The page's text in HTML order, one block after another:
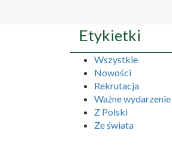
Etykietki
Wszystkie
Nowości
Rekrutacja
Ważne wydarzenie
Z Polski
Ze świata